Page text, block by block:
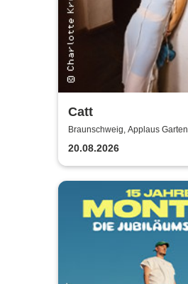
Catt
Braunschweig, Applaus Garten
20.08.2026